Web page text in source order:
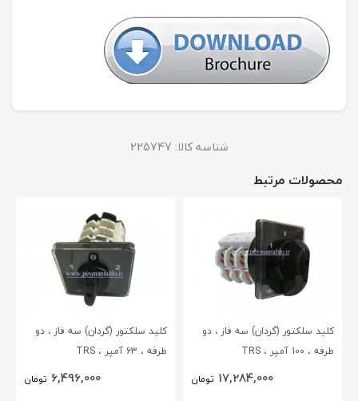
شناسه کالا: 225747
محصولات مرتبط
کلید سلکتور (گردان) سه فاز ، دو
طرفه ، 100 آمپر ، TRS
17,284,000 تومان
کلید سلکتور (گردان) سه فاز ، دو
طرفه ، 63 آمپر ، TRS
6,496,000 تومان